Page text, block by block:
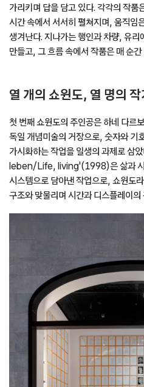
가리키며 답을 담고 있다. 각각의 작품
시간 속에서 서서히 펼쳐지며, 움직임
생겨난다. 지나가는 행인과 차량, 유리
만들고, 그 흐름 속에서 작품은 매 순간
열 개의 쇼윈도, 열 명의 작
첫 번째 쇼윈도의 주인공은 하네 다
독일 개념미술의 거장으로, 숫자와 기
가시화하는 작업을 일생의 과제로 삼
leben/Life, living'(1998)은 삶과 시
시스템으로 담아낸 작업으로, 쇼윈도
구조와 맞물리며 시간과 디스플레이의